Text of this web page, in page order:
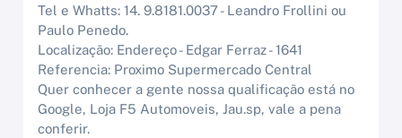
Tel e Whatts: 14. 9.8181.0037 - Leandro Frollini ou
Paulo Penedo.
Localização: Endereço - Edgar Ferraz - 1641
Referencia: Proximo Supermercado Central
Quer conhecer a gente nossa qualificação está no
Google, Loja F5 Automoveis, Jau.sp, vale a pena
conferir.